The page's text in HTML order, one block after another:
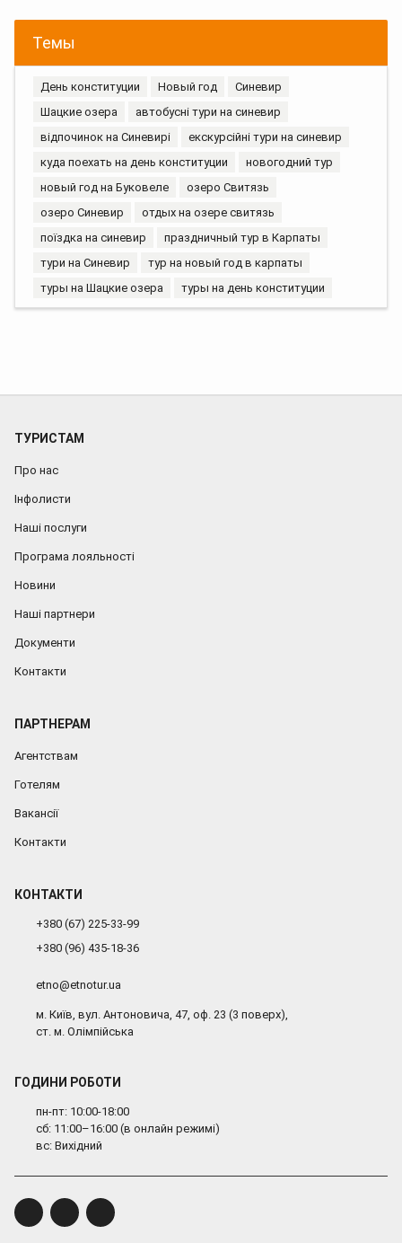
Темы
День конституции Новый год
Синевир
Шацкие озера
автобусні тури на синевир
відпочинок на Синевирі
екскурсійні тури на синевир
куда поехать на день конституции
новогодний тур
новый год на Буковеле
озеро Свитязь
озеро Синевир
отдых на озере свитязь
поїздка на синевир
праздничный тур в Карпаты
тури на Синевир
тур на новый год в карпаты
туры на Шацкие озера
туры на день конституции
ТУРИСТАМ
Про нас
Інфолисти
Наші послуги
Програма лояльності
Новини
Наші партнери
Документи
Контакти
ПАРТНЕРАМ
Агентствам
Готелям
Вакансії
Контакти
КОНТАКТИ
+380 (67) 225-33-99
+380 (96) 435-18-36
etno@etnotur.ua
м. Київ, вул. Антоновича, 47, оф. 23 (3 поверх),
ст. м. Олімпійська
ГОДИНИ РОБОТИ
пн-пт: 10:00-18:00
сб: 11:00–16:00 (в онлайн режимі)
вс: Вихідний